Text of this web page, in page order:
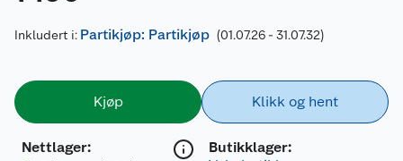
Inkludert i: Partikjøp: Partikjøp (01.07.26 - 31.07.32)
Kjøp
Nettlager:
Klikk og hent
Butikklager: